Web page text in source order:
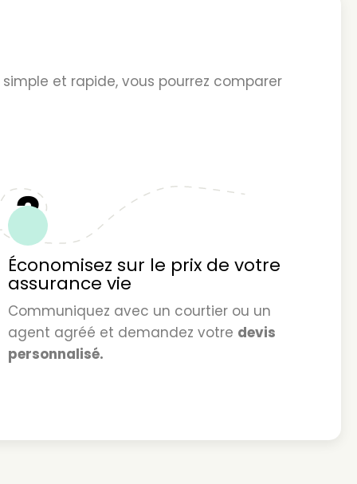
et rapide, vous pourrez comparer
3
Économisez sur le prix de votre
assurance vie
Communiquez avec un courtier ou un
agent agréé et demandez votre devis
personnalisé.